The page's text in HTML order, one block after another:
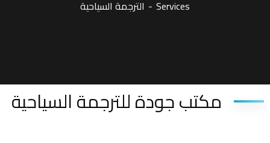
Services
الترجمة السياحية
مكتب جودة للترجمة السياحية